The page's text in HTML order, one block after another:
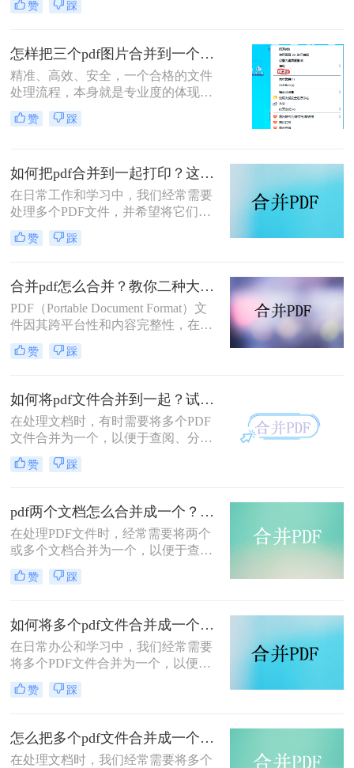
件处理是每个职场人和内容创作者的
琐、安全隐患——这些痛点几乎每天
都在消耗我们的时间和耐心。
赞 踩
怎样把三个pdf图片合并到一个文件？三招搞定，职场效率飙升秘籍！
精准、高效、安全，一个合格的文件
处理流程，本身就是专业度的体现。
在信息爆炸的职场，我们每天都要与
海量文档打交道。你是否也经常遇到
PDF，或是三份散乱的报告图表
PDF，急需你整理成一个规整的文件
进行提交或归档？
赞 踩
如何把pdf合并到一起打印？这4种合并方法了解一下！
在日常工作和学习中，我们经常需要
处理多个PDF文件，并希望将它们合
并成一个文件进行打印，以便于管理
和节省纸张。那么如何把pdf合并到一
合并PDF文件并打印，每种方法都附
有简介。
赞 踩
合并pdf怎么合并？教你二种大家都在用的合并方法！
PDF（Portable Document Format）文
件因其跨平台性和内容完整性，在日
常办公和学习中得到了广泛应用。有
时，我们需要将多个PDF文件合并为
么合并pdf怎么合并呢？本文将介绍两
种常见的PDF合并方法。
赞 踩
如何将pdf文件合并到一起？试试这二个合并方法！
在处理文档时，有时需要将多个PDF
文件合并为一个，以便于查阅、分享
或存储。那么如何将pdf文件合并到一
起呢？本文将介绍两种合并PDF文件
赞 踩
pdf两个文档怎么合并成一个？这4种合并方法快来看看！
在处理PDF文件时，经常需要将两个
或多个文档合并为一个，以便于查
阅、分享或存档。那么pdf两个文档怎
么合并成一个呢？本文将介绍四种常
赞 踩
如何将多个pdf文件合并成一个？这3种方法轻松合并文件！
在日常办公和学习中，我们经常需要
将多个PDF文件合并为一个，以便于
分享、存储和管理。那么如何将多个
pdf文件合并成一个呢？本文将介绍四
法，帮助您轻松完成PDF文件的合并
任务。
赞 踩
怎么把多个pdf文件合并成一个？试试看这二种转换方式！
在处理文档时，我们经常需要将多个